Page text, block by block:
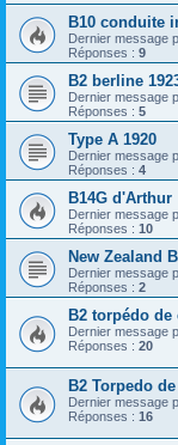
B10 conduite
Dernier message
Réponses : 9
B2 berline
Dernier message
Réponses : 5
Type A 1920
Dernier message
Réponses : 4
B14G d'Arthur
Dernier message
Réponses : 10
New Zealand
Dernier message
Réponses : 2
B2 torpédo de
Dernier message
Réponses : 20
B2 Torpedo
Dernier message
Réponses : 16